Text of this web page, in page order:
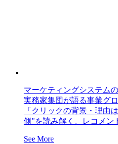
マーケティングシステム
実務家集団が語る事業グ
「クリックの背景・理由
側"を読み解く、レコメン
See More